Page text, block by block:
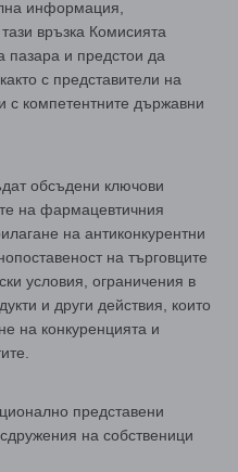
информация,
връзка Комисията
пазара и предстои да
с представители на
с компетентните държавни
обсъдени ключови
на фармацевтичния
на антиконкурентни
на търговците
условия, ограничения в
и други действия, които
на конкуренцията и
представени
на собственици